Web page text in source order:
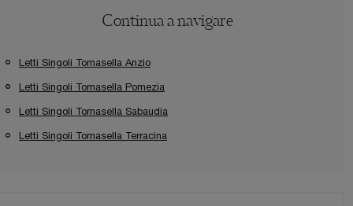
Continua a navigare
Letti Singoli Tomasella Anzio
Letti Singoli Tomasella Pomezia
Letti Singoli Tomasella Sabaudia
Letti Singoli Tomasella Terracina